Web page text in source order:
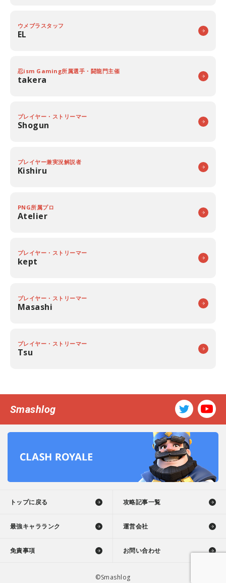
ウメブラスタッフ
EL
忍ism Gaming所属選手・闘龍門主催
takera
プレイヤー・ストリーマー
Shogun
プレイヤー兼実況解説者
Kishiru
PNG所属プロ
Atelier
プレイヤー・ストリーマー
kept
プレイヤー・ストリーマー
Masashi
プレイヤー・ストリーマー
Tsu
Smashlog
トップに戻る 攻略記事一覧
最強キャラランク 運営会社
免責事項 お問い合わせ
©Smashlog